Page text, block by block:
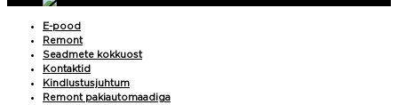
E-pood
Remont
Seadmete kokkuost
Kontaktid
Kindlustusjuhtum
Remont pakiautomaadiga